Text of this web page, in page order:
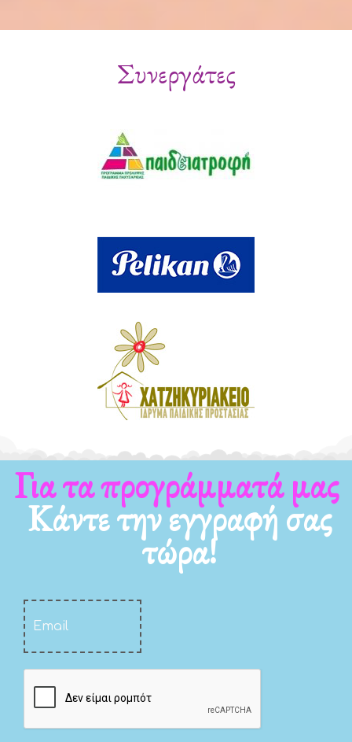
Συνεργάτες
Για τα νέα μας
Κάντε την εγγραφή σας
τώρα!